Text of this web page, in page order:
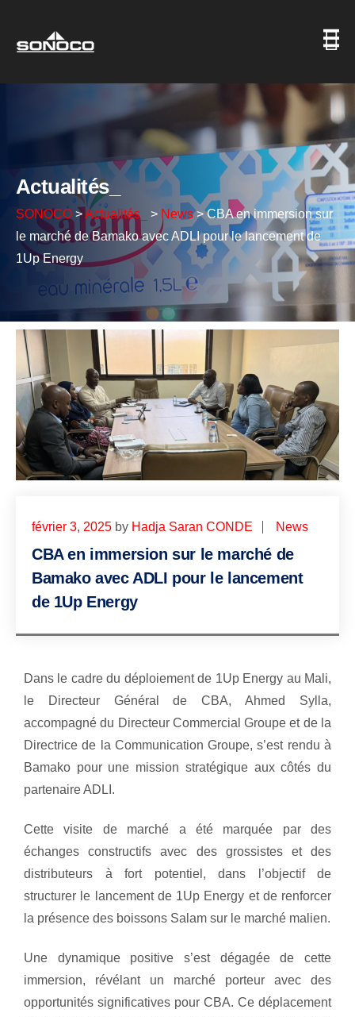
Actualités_
SONOCO >Actualités_ > News>CBA en immersion sur
le marché de Bamako avec ADLI pour le lancement de
1Up Energy
février 3, 2025 by Hadja Saran CONDE News
CBA en immersion sur le marché de
Bamako avec ADLI pour le lancement
de 1Up Energy
Dans le cadre du déploiement de 1Up Energy au Mali,
le Directeur Général de CBA, Ahmed Sylla,
accompagné du Directeur Commercial Groupe et de la
Directrice de la Communication Groupe, s’est rendu à
Bamako pour une mission stratégique aux côtés du
partenaire ADLI.
Cette visite de marché a été marquée par des
échanges constructifs avec des grossistes et des
distributeurs à fort potentiel, dans l’objectif de
structurer le lancement de 1Up Energy et de renforcer
la présence des boissons Salam sur le marché malien.
Une dynamique positive s’est dégagée de cette
immersion, révélant un marché porteur avec des
opportunités significatives pour CBA. Ce déplacement